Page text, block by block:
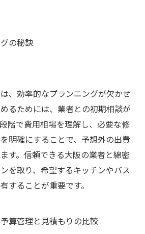
の秘訣
、効率的なプランニングが欠かせ
るためには、業者との初期相談が
階で費用相場を理解し、必要な修
明確にすることで、予想外の出費
す。信頼できる大阪の業者と綿密
を取り、希望するキッチンやバス
することが重要です。
算管理と見積もりの比較